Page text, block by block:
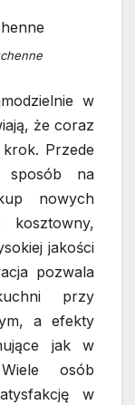
w
że coraz
Przede
sposób na
nowych
jakości
pozwala
przy
a efekty
jak w
osób
w